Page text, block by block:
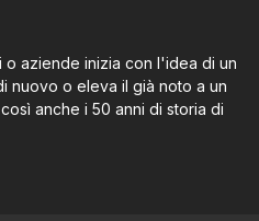
o aziende inizia con l'idea di un
nuovo o eleva il già noto a un
anche i 50 anni di storia di